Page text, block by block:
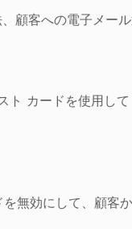
顧客への電子メール
カードを使用し
無効にして、顧客